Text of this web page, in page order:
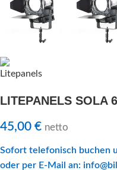
LITEPANELS SOLA 6
45,00 € netto
Sofort telefonisch buchen
oder per E-Mail an: